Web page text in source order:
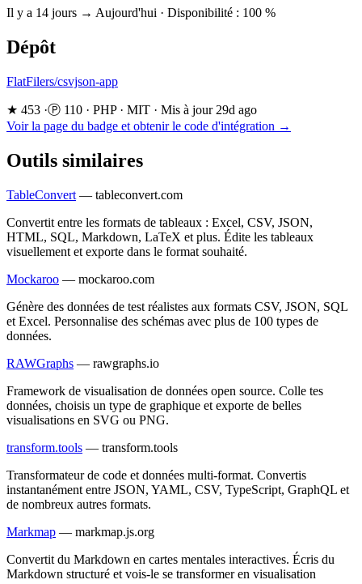
Il y a 14 jours → Aujourd'hui · Disponibilité : 100 %
Dépôt
FlatFilers/csvjson-app
★ 453 ·Ⓟ 110 · PHP · MIT · Mis à jour 29d ago
Voir la page du badge et obtenir le code d'intégration →
Outils similaires
TableConvert — tableconvert.com
Convertit entre les formats de tableaux : Excel, CSV, JSON,
HTML, SQL, Markdown, LaTeX et plus. Édite les tableaux
visuellement et exporte dans le format souhaité.
Mockaroo — mockaroo.com
Génère des données de test réalistes aux formats CSV, JSON, SQL
et Excel. Personnalise des schémas avec plus de 100 types de
données.
RAWGraphs — rawgraphs.io
Framework de visualisation de données open source. Colle tes
données, choisis un type de graphique et exporte de belles
visualisations en SVG ou PNG.
transform.tools — transform.tools
Transformateur de code et données multi-format. Convertis
instantanément entre JSON, YAML, CSV, TypeScript, GraphQL et
de nombreux autres formats.
Markmap — markmap.js.org
Convertit du Markdown en cartes mentales interactives. Écris du
Markdown structuré et vois-le se transformer en visualisation